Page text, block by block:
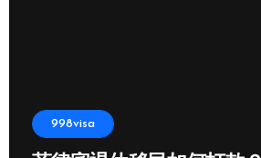
998visa